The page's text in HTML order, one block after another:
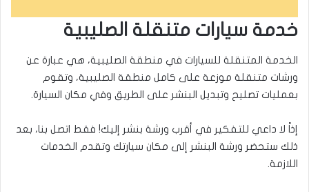
خدمة سيارات متنقلة الصليبية
الخدمة المتنقلة للسيارات في منطقة الصليبية، هي عبارة عن
ورشات متنقلة موزعة على كامل منطقة الصليبية، وتقوم
بعمليات تصليح وتبديل البنشر على الطريق وفي مكان السيارة.
إذاً لا داعي للتفكير في أقرب ورشة بنشر إليك! فقط اتصل بنا، بعد
ذلك ستحضر ورشة البنشر إلى مكان سيارتك وتقدم الخدمات
اللازمة.